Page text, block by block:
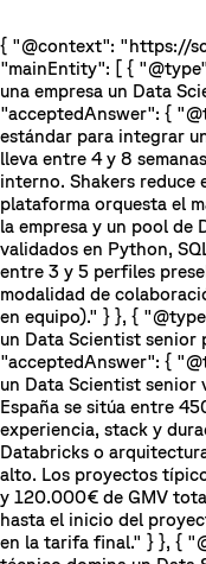
{ "@context": "https://
"mainEntity": [ {
una empresa un Data
"acceptedAnswer": {
estándar para integrar
lleva entre 4 y 8
interno. Shakers reduce
plataforma orquesta el
la empresa y un pool de
validados en Python,
entre 3 y 5 perfiles
modalidad de
en equipo)." } }, {
un Data Scientist senior
"acceptedAnswer": {
un Data Scientist senior
España se sitúa entre
experiencia, stack y
Databricks o
alto. Los proyectos
y 120.000€ de GMV
hasta el inicio del
en la tarifa final." } }, {